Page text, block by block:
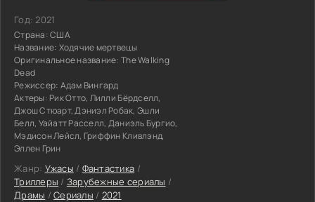
Год:2021
Страна:США
Название: Ходячие мертвецы
Оригинальное название: The Walking
Dead
Режиссер: Адам Вингард
Актеры: Рик Отто, Лилли Бёрдселл,
Джош Стюарт, Дэниэл Робак, Эшли
Белл, Уайатт Расселл, Даниэль Бургио,
Мэдисон Лейсл, Гриффин Кливлэнд,
Эллен Грин
Жанр: Ужасы / Фантастика /
Триллеры / Зарубежные сериалы /
Драмы /Сериалы / 2021